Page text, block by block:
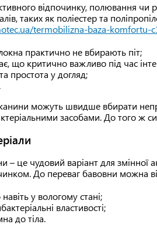
відпочинку, полювання чи
таких як поліестер та
termobilizna-baza-komfortu-
практично не вбирають піт;
що критично важливо під час
простота у догляд;
можуть швидше вбирати
засобами. До того ж
– це чудовий варіант для змінної
До переваг бавовни можна
у вологому стані;
властивості;
до тіла.